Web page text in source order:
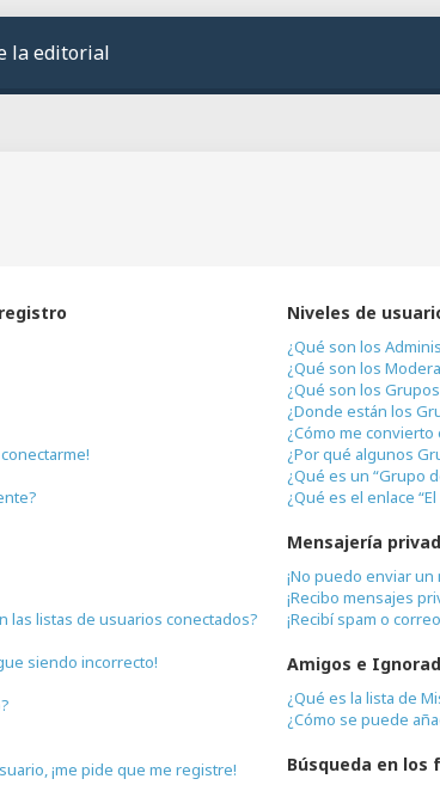
la editorial
las listas de usuarios conectados?
siendo incorrecto!
¡me pide que me registre!
Niveles de
¿Qué son los
¿Qué son los
¿Qué son los
¿Donde están los
¿Cómo me
¿Por qué algunos
¿Qué es un “Grupo
¿Qué es el enlace
Mensajería
¡No puedo enviar
¡Recibo mensajes
¡Recibí spam o
Amigos e
¿Qué es la lista de
¿Cómo se puede
Búsqueda en los